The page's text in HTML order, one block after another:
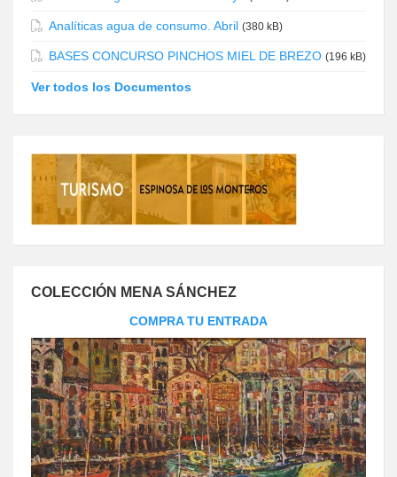
Analíticas agua de consumo. Abril (380 kB)
BASES CONCURSO PINCHOS MIEL DE BREZO (196 kB)
Ver todos los Documentos
COLECCIÓN MENA SÁNCHEZ
COMPRA TU ENTRADA